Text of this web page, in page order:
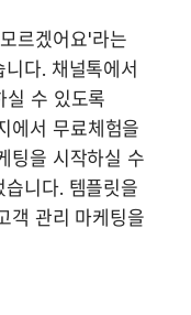
르겠어요'라는
다. 채널톡에서
실 수 있도록
에서 무료체험을
팅을 시작하실 수
니다. 템플릿을
객 관리 마케팅을